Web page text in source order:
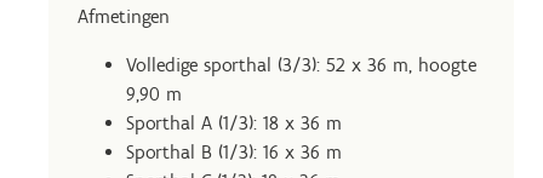
Afmetingen
Volledige sporthal (3/3): 52 x 36 m, hoogte
9,90 m
Sporthal A (1/3): 18 x 36 m
Sporthal B (1/3): 16 x 36 m